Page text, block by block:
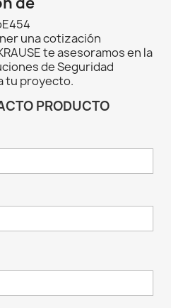
una cotización
te asesoramos en la
de Seguridad
tu proyecto.
PRODUCTO